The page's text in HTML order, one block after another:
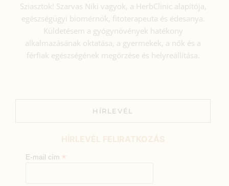
Sziasztok! Szarvas Niki vagyok, a HerbClinic alapítója,
egészségügyi biomérnök, fitoterapeuta és édesanya.
Küldetésem a gyógynövények hatékony
alkalmazásának oktatása, a gyermekek, a nők és a
férfiak egészségének megőrzése és helyreállítása.
HÍRLEVÉL
E-mail cím *